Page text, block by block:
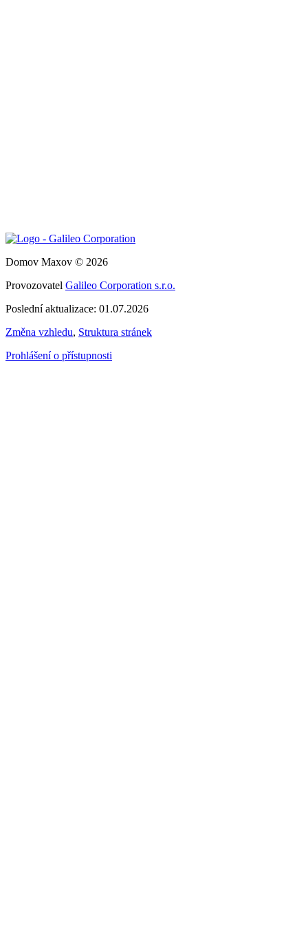
Domov Maxov © 2026
Provozovatel Galileo Corporation s.r.o.
Poslední aktualizace: 01.07.2026
Změna vzhledu, Struktura stránek
Prohlášení o přístupnosti